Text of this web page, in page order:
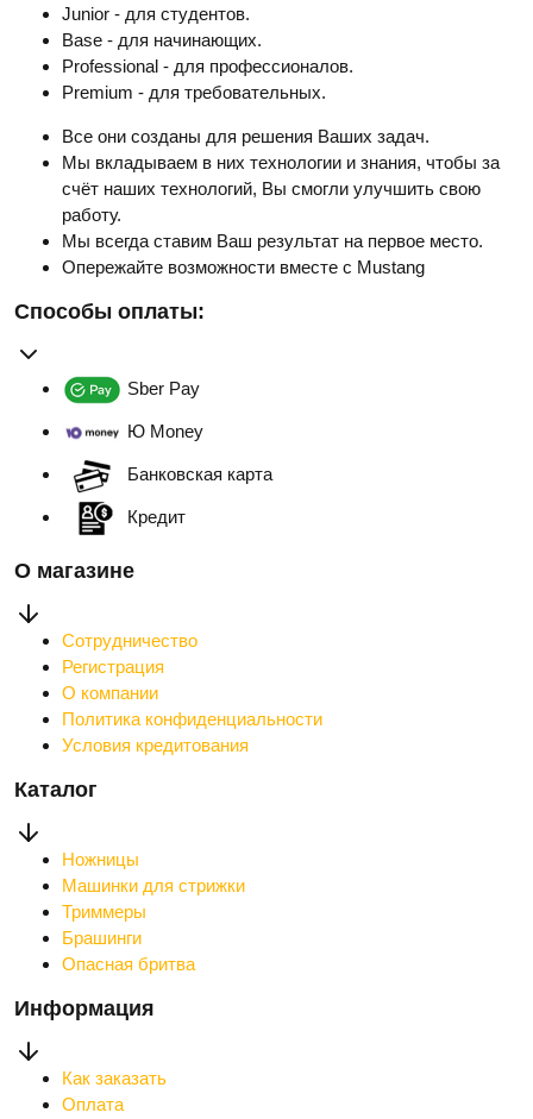
Junior - для студентов.
Base - для начинающих.
Professional - для профессионалов.
Premium - для требовательных.
Все они созданы для решения Ваших задач.
Мы вкладываем в них технологии и знания, чтобы за
счёт наших технологий, Вы смогли улучшить свою
работу.
Мы всегда ставим Ваш результат на первое место.
Опережайте возможности вместе с Mustang
Способы оплаты:
Sber Pay
Ю Money
Банковская карта
Кредит
О магазине
Сотрудничество
Регистрация
О компании
Политика конфиденциальности
Условия кредитования
Каталог
Ножницы
Машинки для стрижки
Триммеры
Брашинги
Опасная бритва
Информация
Как заказать
Оплата